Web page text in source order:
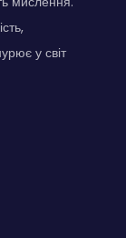
у світ